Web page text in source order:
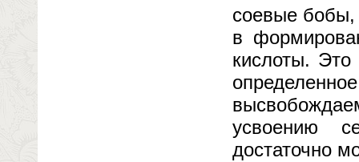
соевые бобы,
в
кислоты.
усвоению
достаточно